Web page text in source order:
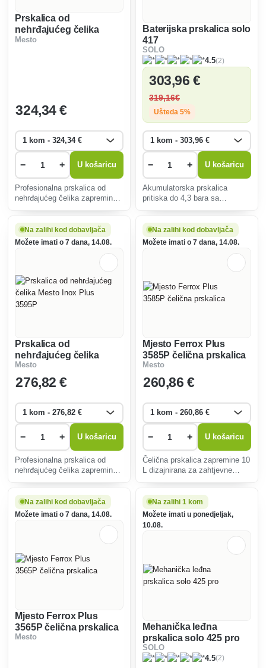
Prskalica od
nehrđajućeg čelika
Mesto Inox Plus 3615P
Mesto
324,34 €
− + U košaricu
Profesionalna prskalica od
nehrđajućeg čelika zapremine
Baterijska prskalica solo
417
SOLO
4.5(2)
303,96 €
319,16€
Ušteda 5%
− + U košaricu
Akumulatorska prskalica
pritiska do 4,3 bara sa
i zatvorene prostore. Pružit će
vam izvrsne performanse
zahvaljujući pumpi od 12 V.
Na zalihi kod dobavljača
Možete imati o 7 dana, 14.08.
Prskalica od
nehrđajućeg čelika
Mesto Inox Plus 3595P
Mesto
276,82 €
− + U košaricu
Profesionalna prskalica od
nehrđajućeg čelika zapremine
Na zalihi kod dobavljača
Možete imati o 7 dana, 14.08.
Mjesto Ferrox Plus
3585P čelična prskalica
Mesto
260,86 €
− + U košaricu
Čelična prskalica zapremine 10
L dizajnirana za zahtjevne
Na zalihi kod dobavljača
Možete imati o 7 dana, 14.08.
Mjesto Ferrox Plus
3565P čelična prskalica
Mesto
Na zalihi 1 kom
Možete imati u ponedjeljak,
10.08.
Mehanička leđna
prskalica solo 425 pro
SOLO
4.5(2)